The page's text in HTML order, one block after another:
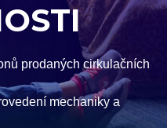
prodaných cirkulačních
mechaniky a